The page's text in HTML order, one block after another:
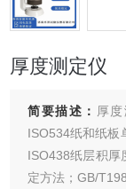
厚度测定仪
简要描述： 厚
ISO534纸和纸板
ISO438纸层积厚
定方法；GB/